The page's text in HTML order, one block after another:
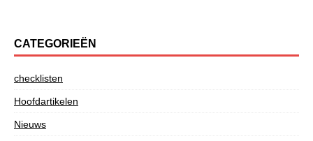
CATEGORIEËN
checklisten
Hoofdartikelen
Nieuws